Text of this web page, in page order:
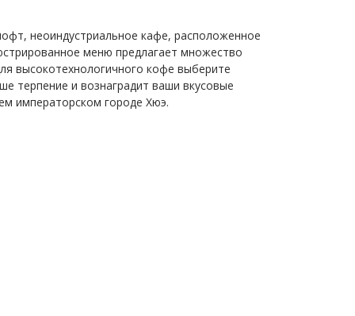
неоиндустриальное кафе, расположенное
меню предлагает множество
высокотехнологичного кофе выберите
терпение и вознаградит ваши вкусовые
императорском городе Хюэ.